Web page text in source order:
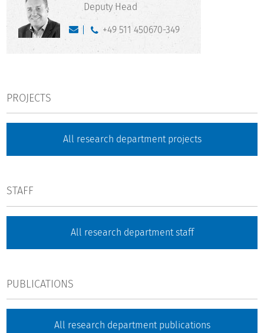
Deputy Head
+49 511 450670-349
PROJECTS
All research department projects
STAFF
All research department staff
PUBLICATIONS
All research department publications